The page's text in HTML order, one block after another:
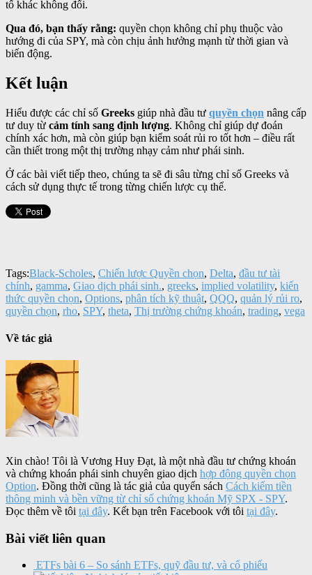
tố khác không đổi.
Qua đó, bạn thấy rằng: quyền chọn không chỉ phụ thuộc vào
hướng đi của SPY, mà còn chịu ảnh hưởng mạnh từ thời gian và
biến động.
Kết luận
Hiểu được các chỉ số Greeks giúp nhà đầu tư quyền chọn nâng cấp
tư duy từ cảm tính sang định lượng. Không chỉ giúp dự đoán
chính xác hơn, mà còn giúp bạn kiểm soát rủi ro tốt hơn – điều rất
cần thiết trong một thị trường nhạy cảm như phái sinh.
Ở các bài viết tiếp theo, chúng ta sẽ đi sâu từng chỉ số Greeks và
cách sử dụng thực tế trong từng chiến lược cụ thể.
Tags:Black-Scholes, Chiến lược Quyền chọn, Delta, đầu tư tài
chính, gamma, Giao dịch phái sinh., greeks, implied volatility, kiến
thức quyền chọn, Options, phân tích kỹ thuật, QQQ, quản lý rủi ro,
quyền chọn, rho, SPY, theta, Thị trường chứng khoán, trading, vega
Về tác giả
Xin chào! Tôi là Vương Huy Đạt, là một nhà đầu tư chứng khoán
và chứng khoán phái sinh chuyên giao dịch hợp động quyền chọn
Option. Đồng thời cũng là tác giả của quyển sách Cách kiếm tiền
thông minh và bền vững từ chỉ số chứng khoán Mỹ SPX - SPY.
Đọc thêm về tôi tại đây. Kết bạn trên Facebook với tôi tại đây.
Bài viết liên quan
ETFs bài 6 – So sánh ETFs, quỹ đầu tư, và cổ phiếu